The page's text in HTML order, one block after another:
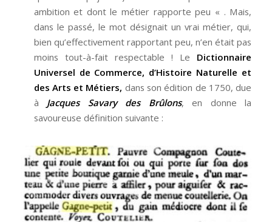
ambition et dont le métier rapporte peu « . Mais,
dans le passé, le mot désignait un vrai métier, qui,
bien qu’effectivement rapportant peu, n’en était pas
moins tout-à-fait respectable ! Le Dictionnaire
Universel de Commerce, d’Histoire Naturelle et
des Arts et Métiers, dans son édition de 1750, due
à Jacques Savary des Brûlons, en donne la
savoureuse définition suivante :